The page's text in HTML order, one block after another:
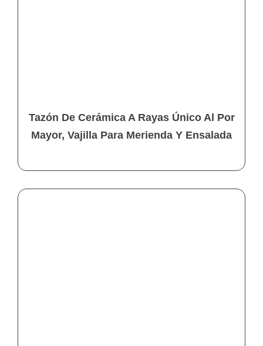
Tazón De Cerámica A Rayas Único Al Por
Mayor, Vajilla Para Merienda Y Ensalada